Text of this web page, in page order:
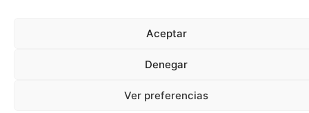
Aceptar
Denegar
Ver preferencias